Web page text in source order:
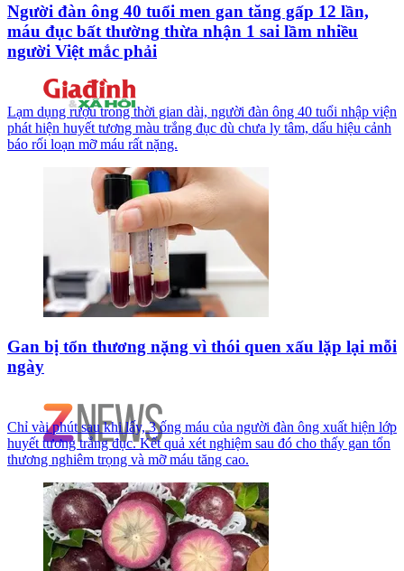
Người đàn ông 40 tuổi men gan tăng gấp 12 lần,
máu đục bất thường thừa nhận 1 sai lầm nhiều
người Việt mắc phải
Lạm dụng rượu trong thời gian dài, người đàn ông 40 tuổi nhập viện
phát hiện huyết tương màu trắng đục dù chưa ly tâm, dấu hiệu cảnh
báo rối loạn mỡ máu rất nặng.
Gan bị tổn thương nặng vì thói quen xấu lặp lại mỗi
ngày
Chỉ vài phút sau khi lấy, 3 ống máu của người đàn ông xuất hiện lớp
huyết tương trắng đục. Kết quả xét nghiệm sau đó cho thấy gan tổn
thương nghiêm trọng và mỡ máu tăng cao.